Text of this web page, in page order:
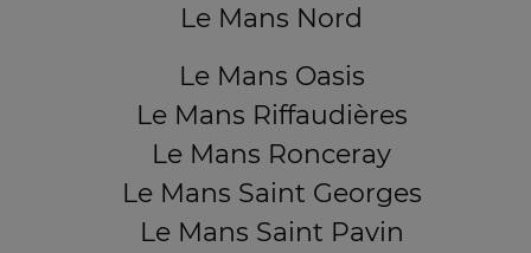
Le Mans Nord
Le Mans Oasis
Le Mans Riffaudières
Le Mans Ronceray
Le Mans Saint Georges
Le Mans Saint Pavin